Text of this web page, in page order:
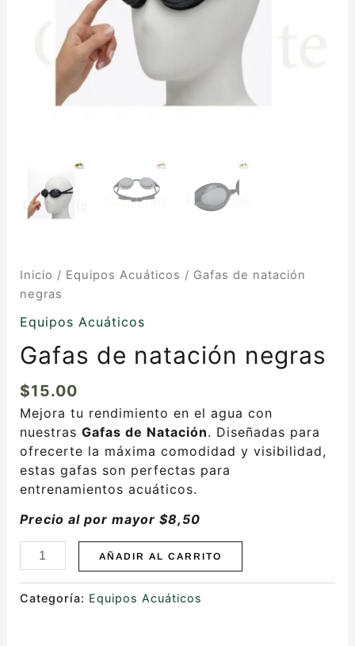
Inicio / Equipos Acuáticos / Gafas de natación
negras
Equipos Acuáticos
Gafas de natación negras
$15.00
Mejora tu rendimiento en el agua con
nuestras Gafas de Natación. Diseñadas para
ofrecerte la máxima comodidad y visibilidad,
estas gafas son perfectas para
entrenamientos acuáticos.
Precio al por mayor $8,50
AÑADIR AL CARRITO
Categoría: Equipos Acuáticos